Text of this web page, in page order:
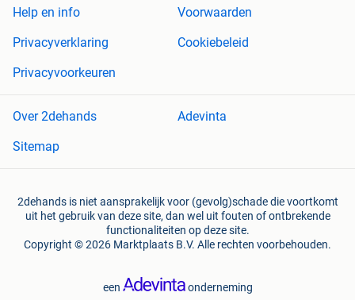
Help en info
Voorwaarden
Privacyverklaring
Cookiebeleid
Privacyvoorkeuren
Over 2dehands
Adevinta
Sitemap
2dehands is niet aansprakelijk voor (gevolg)schade die voortkomt
uit het gebruik van deze site, dan wel uit fouten of ontbrekende
functionaliteiten op deze site.
Copyright © 2026 Marktplaats B.V. Alle rechten voorbehouden.
een onderneming